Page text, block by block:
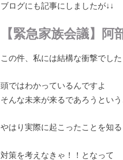
ブログにも記事にしましたが↓↓
【緊急家族会議】
この件、私には結構な衝撃でした
頭ではわかっているんですよ
そんな未来が来るであろうとい
やはり実際に起こったことを知
対策を考えなきゃ！！となって